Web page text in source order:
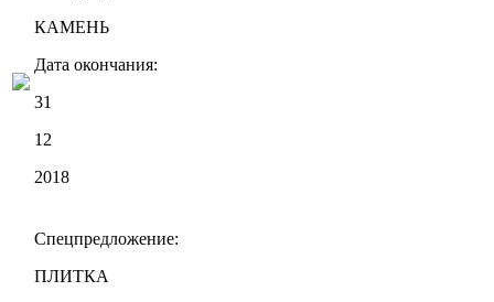
КАМЕНЬ
Дата окончания:
31
12
2018
Спецпредложение:
ПЛИТКА